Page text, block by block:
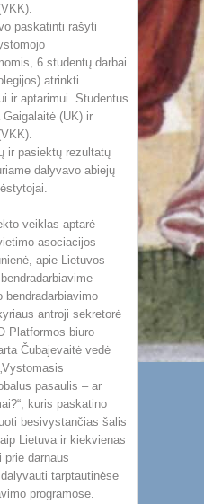
paskatinti rašyti
6 studentų darbai
atrinkti
ir aptarimui. Studentus
(UK) ir
ir pasiektų rezultatų
dalyvavo abiejų
veiklas aptarė
asociacijos
apie Lietuvos
bendradarbiavimo
antroji sekretorė
Platformos biuro
Čubajevaitė vedė
pasaulis – ar
kuris paskatino
besivystančias šalis
Lietuva ir kiekvienas
darnaus
tarptautinėse
programose.